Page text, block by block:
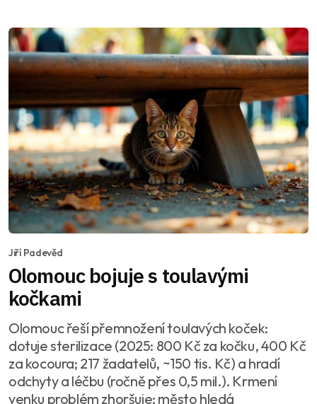
Jiří Padevěd
Olomouc bojuje s toulavými
kočkami
Olomouc řeší přemnožení toulavých koček:
dotuje sterilizace (2025: 800 Kč za kočku, 400 Kč
za kocoura; 217 žadatelů, ~150 tis. Kč) a hradí
odchyty a léčbu (ročně přes 0,5 mil.). Krmení
venku problém zhoršuje; město hledá